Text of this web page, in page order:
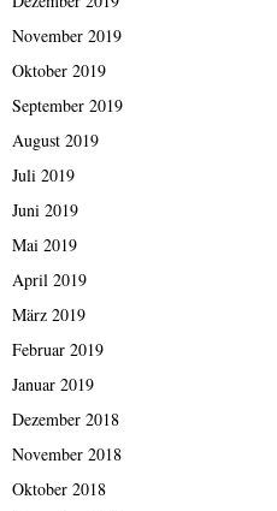
November 2019
Oktober 2019
September 2019
August 2019
Juli 2019
Juni 2019
Mai 2019
April 2019
März 2019
Februar 2019
Januar 2019
Dezember 2018
November 2018
Oktober 2018